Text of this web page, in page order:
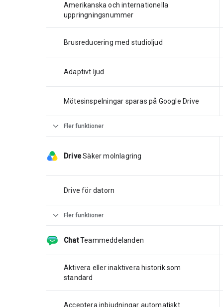
Amerikanska och internationella
uppringningsnummer
Brusreducering med studioljud
Adaptivt ljud
Mötesinspelningar sparas på Google Drive
expand_more Fler funktioner
Drive Säker molnlagring
Drive för datorn
expand_more Fler funktioner
Chat Teammeddelanden
Aktivera eller inaktivera historik som
standard
Acceptera inbjudningar automatiskt